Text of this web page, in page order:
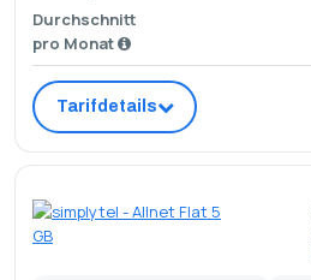
Durchschnitt
pro Monat
Tarifdetails